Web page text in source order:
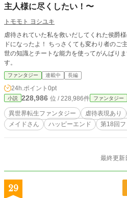
主人様に尽くしたい！〜
トモモト ヨシユキ
虐待されていた私を救いだしてくれた侯爵
ドになったよ！ ちっさくても変わり者のご
世の知識とチートな能力を使ってがんばり
す。
ファンタジー 連載中 長編
24h.ポイント 0pt
小説 228,986 位 / 228,986件 ファンタジー
異世界転生ファンタジー 虐待表現あり
メイドさん
ハッピーエンド 第18回
最終更新
29